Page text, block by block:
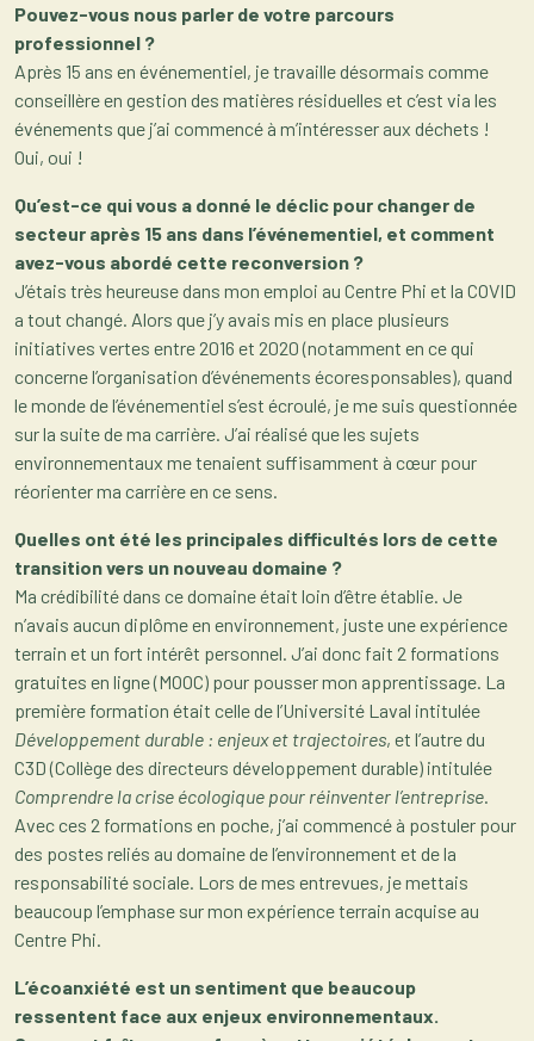
Pouvez-vous nous parler de votre parcours
professionnel ?
Après 15 ans en événementiel, je travaille désormais comme
conseillère en gestion des matières résiduelles et c’est via les
événements que j’ai commencé à m’intéresser aux déchets !
Oui, oui !
Qu’est-ce qui vous a donné le déclic pour changer de
secteur après 15 ans dans l’événementiel, et comment
avez-vous abordé cette reconversion ?
J’étais très heureuse dans mon emploi au Centre Phi et la COVID
a tout changé. Alors que j’y avais mis en place plusieurs
initiatives vertes entre 2016 et 2020 (notamment en ce qui
concerne l’organisation d’événements écoresponsables), quand
le monde de l’événementiel s’est écroulé, je me suis questionnée
sur la suite de ma carrière. J’ai réalisé que les sujets
environnementaux me tenaient suffisamment à cœur pour
réorienter ma carrière en ce sens.
Quelles ont été les principales difficultés lors de cette
transition vers un nouveau domaine ?
Ma crédibilité dans ce domaine était loin d’être établie. Je
n’avais aucun diplôme en environnement, juste une expérience
terrain et un fort intérêt personnel. J’ai donc fait 2 formations
gratuites en ligne (MOOC) pour pousser mon apprentissage. La
première formation était celle de l’Université Laval intitulée
Développement durable : enjeux et trajectoires, et l’autre du
C3D (Collège des directeurs développement durable) intitulée
Comprendre la crise écologique pour réinventer l’entreprise
Avec ces 2 formations en poche, j’ai commencé à postuler pour
des postes reliés au domaine de l’environnement et de la
responsabilité sociale. Lors de mes entrevues, je mettais
beaucoup l’emphase sur mon expérience terrain acquise au
Centre Phi.
L’écoanxiété est un sentiment que beaucoup
ressentent face aux enjeux environnementaux.